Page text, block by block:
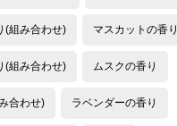
(組み合わせ) マスカットの香り
(組み合わせ) ムスクの香り
合わせ) ラベンダーの香り